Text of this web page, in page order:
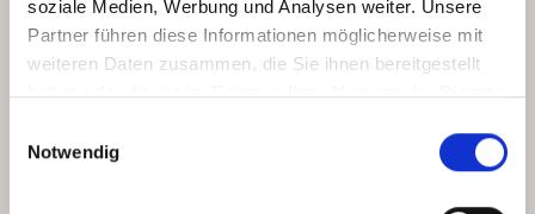
soziale Medien, Werbung und Analysen weiter. Unsere
Partner führen diese Informationen möglicherweise mit
weiteren Daten zusammen, die Sie ihnen bereitgestellt
haben oder die sie im Rahmen Ihrer Nutzung der Dienste
Notwendig